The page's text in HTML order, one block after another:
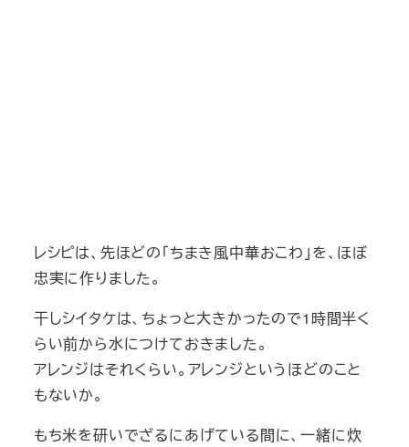
レシピは、先ほどの「ちまき風中華おこわ」を、ほぼ
忠実に作りました。
干しシイタケは、ちょっと大きかったので1時間半く
らい前から水につけておきました。
アレンジはそれくらい。アレンジというほどのこと
もないか。
もち米を研いでざるにあげている間に、一緒に炊